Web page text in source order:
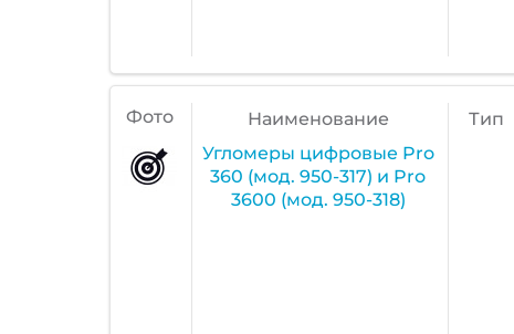
Фото
Наименование
Угломеры цифровые Pro
360 (мод. 950-317) и Pro
3600 (мод. 950-318)
Тип